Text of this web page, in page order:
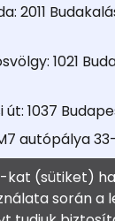
2011
1021
1037
autópálya
kat (sütiket)
során a